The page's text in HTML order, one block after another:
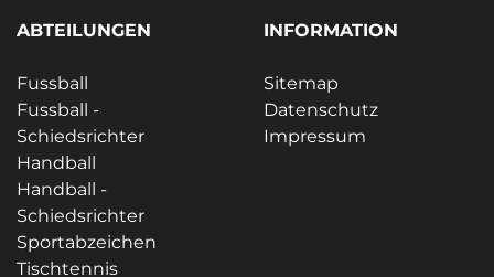
ABTEILUNGEN
Fussball
Fussball -
Schiedsrichter
Handball
Handball -
Schiedsrichter
Sportabzeichen
Tischtennis
INFORMATION
Sitemap
Datenschutz
Impressum